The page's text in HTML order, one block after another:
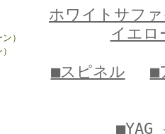
）
ホワイトサフ
イエロ
■スピネル ■
■YAG